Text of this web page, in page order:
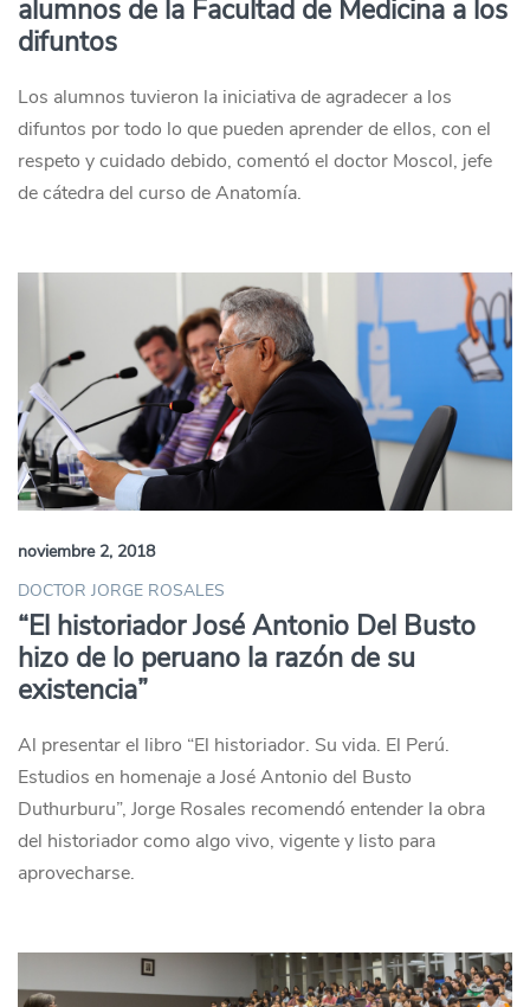
alumnos de la Facultad de Medicina a los
difuntos
Los alumnos tuvieron la iniciativa de agradecer a los
difuntos por todo lo que pueden aprender de ellos, con el
respeto y cuidado debido, comentó el doctor Moscol, jefe
de cátedra del curso de Anatomía.
noviembre 2, 2018
DOCTOR JORGE ROSALES
“El historiador José Antonio Del Busto
hizo de lo peruano la razón de su
existencia”
Al presentar el libro “El historiador. Su vida. El Perú.
Estudios en homenaje a José Antonio del Busto
Duthurburu”, Jorge Rosales recomendó entender la obra
del historiador como algo vivo, vigente y listo para
aprovecharse.